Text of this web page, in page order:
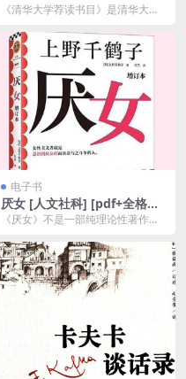
典著作阅读指南
《清华大学荐读书目》是清华大学
典著作阅读指南，...
电子书
厌女 [ 人文社科] [pdf+全格式]
夸克网盘下载
《厌女》不是一部纯理论性著作，
代的各种社会现象的实...